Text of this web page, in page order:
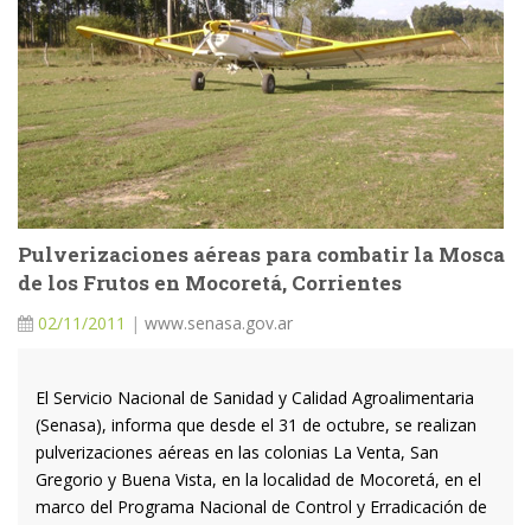
Pulverizaciones aéreas para combatir la Mosca
de los Frutos en Mocoretá, Corrientes
02/11/2011 | www.senasa.gov.ar
El Servicio Nacional de Sanidad y Calidad Agroalimentaria
(Senasa), informa que desde el 31 de octubre, se realizan
pulverizaciones aéreas en las colonias La Venta, San
Gregorio y Buena Vista, en la localidad de Mocoretá, en el
marco del Programa Nacional de Control y Erradicación de